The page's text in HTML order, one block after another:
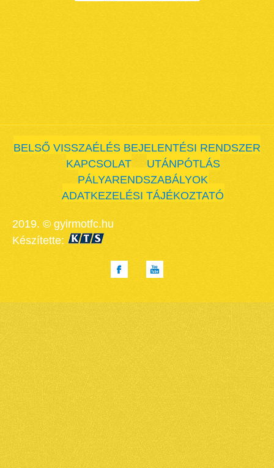
BELSŐ VISSZAÉLÉS BEJELENTÉSI RENDSZER
KAPCSOLAT
UTÁNPÓTLÁS
PÁLYARENDSZABÁLYOK
ADATKEZELÉSI TÁJÉKOZTATÓ
2019. © gyirmotfc.hu
Készítette: